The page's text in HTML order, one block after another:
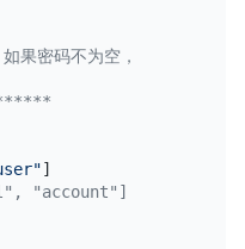
果密码不为空，则推荐使用
]
"account"] # 忽略哪些库